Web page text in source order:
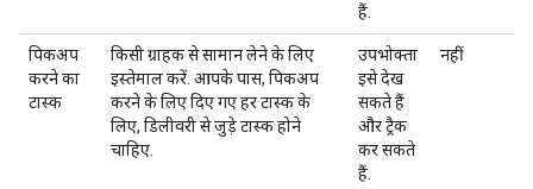
हैं.
पिकअप
करने का
टास्क
किसी ग्राहक से सामान लेने के लिए
इस्तेमाल करें. आपके पास, पिकअप
करने के लिए दिए गए हर टास्क के
लिए, डिलीवरी से जुड़े टास्क होने
चाहिए.
उपभोक्ता
इसे देख
सकते हैं
और ट्रैक
कर सकते
हैं.
नहीं